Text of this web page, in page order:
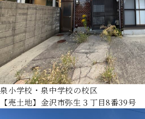
泉小学校・泉中学校の校区
【売土地】金沢市弥生３丁目8番39号